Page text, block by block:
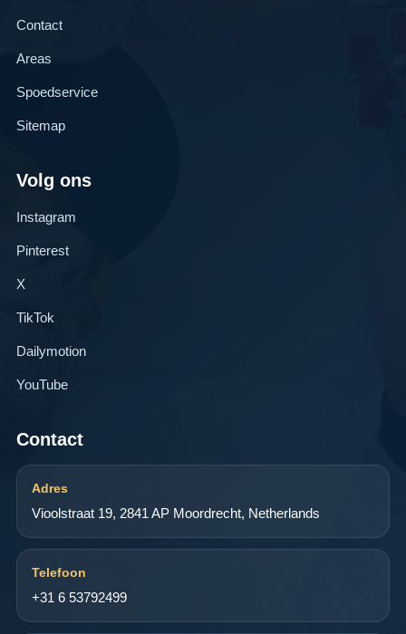
Contact
Areas
Spoedservice
Sitemap
Volg ons
Instagram
Pinterest
X
TikTok
Dailymotion
YouTube
Contact
Adres
Vioolstraat 19, 2841 AP Moordrecht, Netherlands
Telefoon
+31 6 53792499